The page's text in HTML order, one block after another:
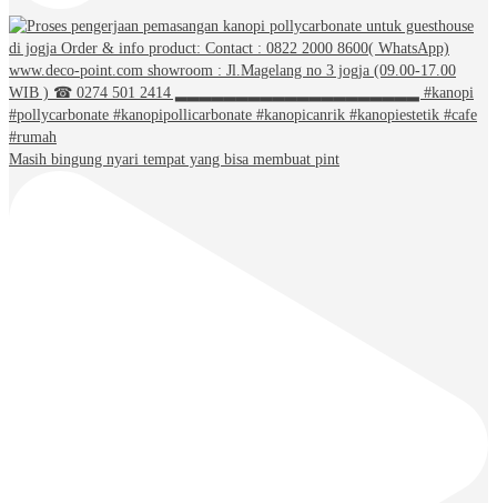
Masih bingung nyari tempat yang bisa membuat pint